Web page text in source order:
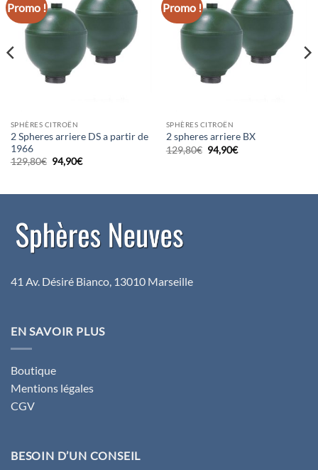
Promo !
SPHÈRES CITROËN
2 Spheres arriere DS a partir de
1966
129,80€ Le
prix
129,80€.
94,90€Le
94,90€.
Promo !
SPHÈRES CITROËN
2 spheres arriere BX
129,80€ Le
prix
94,90€Le
41 Av. Désiré Bianco, 13010 Marseille
EN SAVOIR PLUS
Boutique
Mentions légales
CGV
BESOIN D’UN CONSEIL